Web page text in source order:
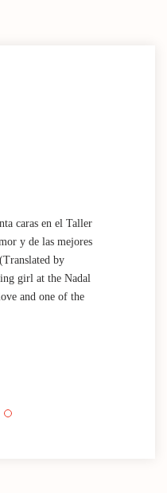
caras en el Taller
y de las mejores
by
girl at the Nadal
and one of the